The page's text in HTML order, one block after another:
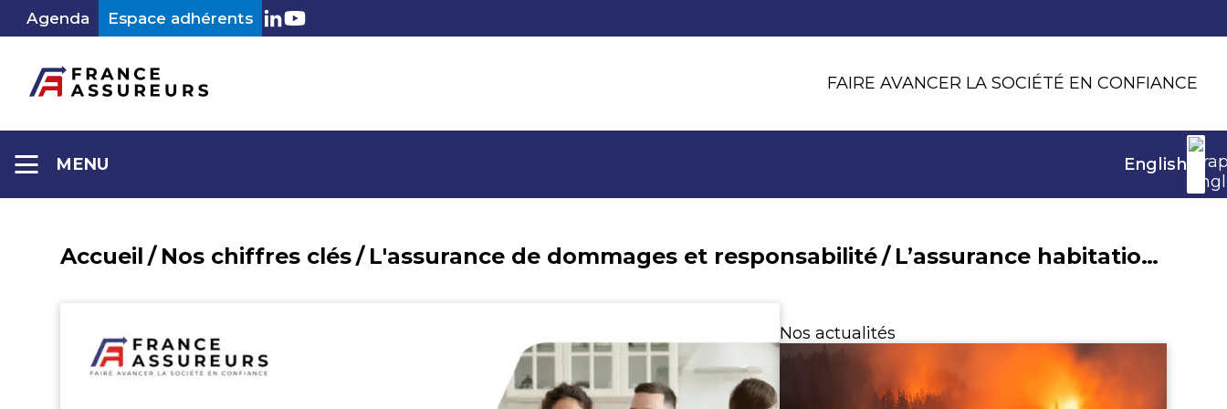
AllerAgenda Espace adhérents LinkedIn
Youtube
FAIRE AVANCER LA SOCIÉTÉ EN CONFIANCE
MENU English
Accueil / Nos chiffres clés/ L'assurance de dommages et responsabilité/ L’assurance habitation en 2022
Nos actualités